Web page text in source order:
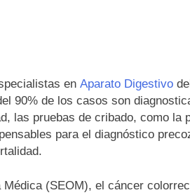
proyecto de ley del medicamento:
al verano: por qué el magnesio
análisis nacional sobre la
en Aparato Digestivo
90% de los casos son
las pruebas de cribado, como la
para el diagnóstico
(SEOM), el cáncer